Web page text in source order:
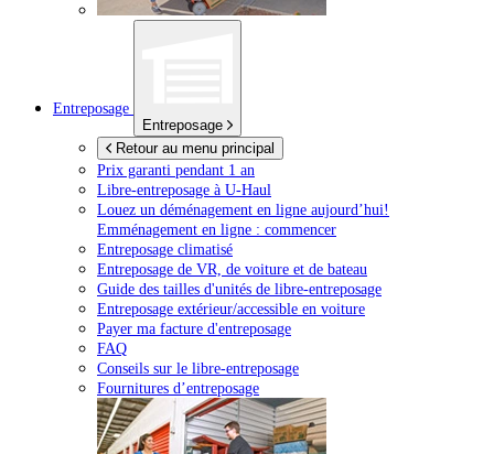
Entreposage
Entreposage
Retour au menu principal
Prix garanti pendant 1 an
Libre-entreposage à U-Haul
Louez un déménagement en ligne aujourd’hui!
Emménagement en ligne : commencer
Entreposage climatisé
Entreposage de VR, de voiture et de bateau
Guide des tailles d'unités de libre-entreposage
Entreposage extérieur/accessible en voiture
Payer ma facture d'entreposage
FAQ
Conseils sur le libre-entreposage
Fournitures d’entreposage